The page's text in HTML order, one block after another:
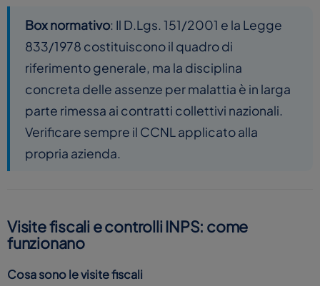
Box normativo: Il D.Lgs. 151/2001 e la Legge
833/1978 costituiscono il quadro di
riferimento generale, ma la disciplina
concreta delle assenze per malattia è in larga
parte rimessa ai contratti collettivi nazionali.
Verificare sempre il CCNL applicato alla
propria azienda.
Visite fiscali e controlli INPS: come
funzionano
Cosa sono le visite fiscali